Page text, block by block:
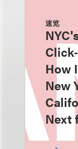
速览
How
New
Next